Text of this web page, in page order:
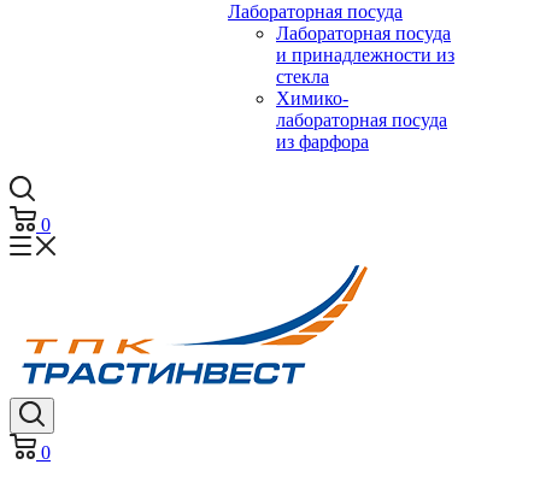
Лабораторная посуда
Лабораторная посуда
и принадлежности из
стекла
Химико-
лабораторная посуда
из фарфора
0
0